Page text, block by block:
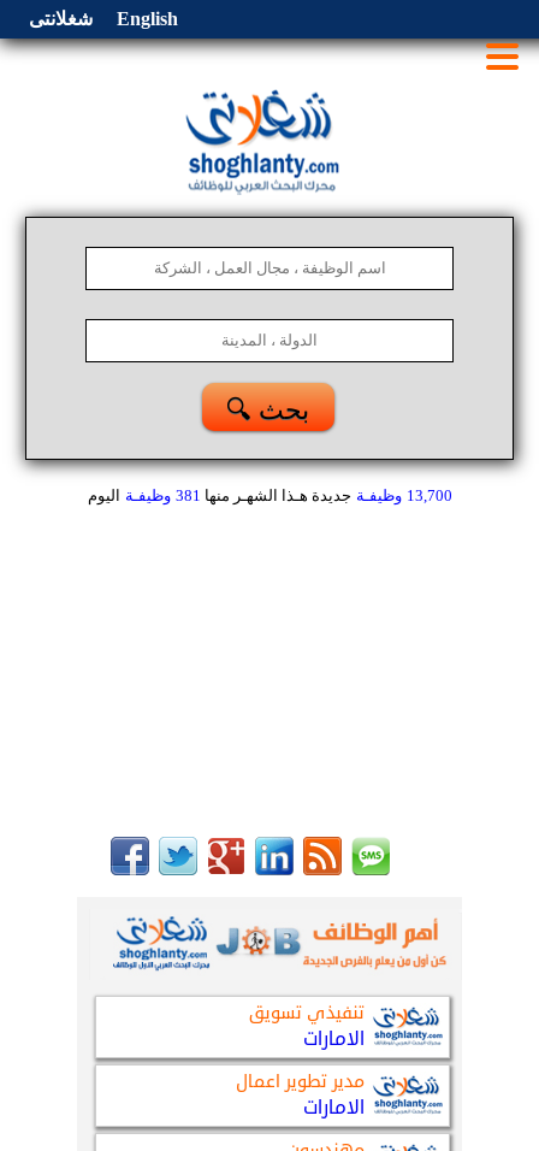
شغلانتى English
🔍 بحث
13,700 وظيفـة جديدة هـذا الشهـر منها 381 وظيفـة اليوم